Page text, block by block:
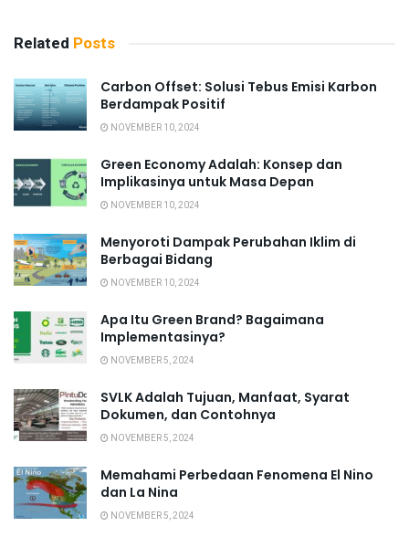
Related Posts
Carbon Offset: Solusi Tebus Emisi Karbon
Berdampak Positif
NOVEMBER 10, 2024
Green Economy Adalah: Konsep dan
Implikasinya untuk Masa Depan
NOVEMBER 10, 2024
Menyoroti Dampak Perubahan Iklim di
Berbagai Bidang
NOVEMBER 10, 2024
Apa Itu Green Brand? Bagaimana
Implementasinya?
NOVEMBER 5, 2024
SVLK Adalah Tujuan, Manfaat, Syarat
Dokumen, dan Contohnya
NOVEMBER 5, 2024
Memahami Perbedaan Fenomena El Nino
dan La Nina
NOVEMBER 5, 2024